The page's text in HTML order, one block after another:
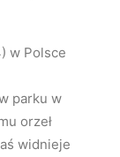
w Polsce
parku w
orzeł
widnieje